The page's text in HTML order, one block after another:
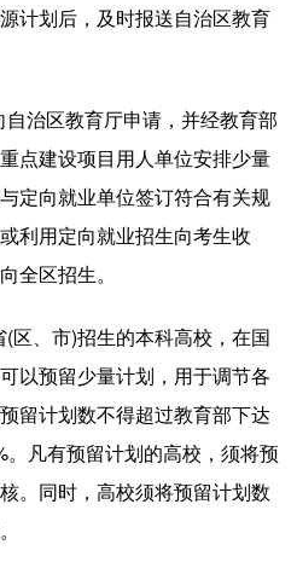
计划后，及时报送自治区教育
治区教育厅申请，并经教育部
点建设项目用人单位安排少量
定向就业单位签订符合有关规
利用定向就业招生向考生收
全区招生。
、市)招生的本科高校，在国
以预留少量计划，用于调节各
留计划数不得超过教育部下达
凡有预留计划的高校，须将预
。同时，高校须将预留计划数